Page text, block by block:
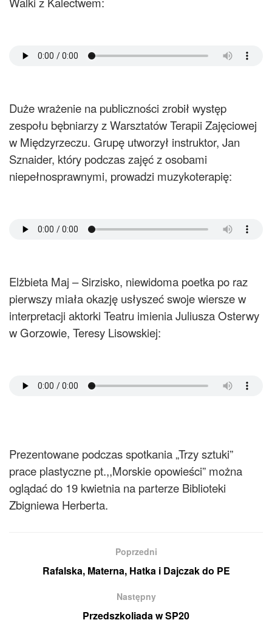
Duże wrażenie na publiczności zrobił występ
zespołu bębniarzy z Warsztatów Terapii Zajęciowej
w Międzyrzeczu. Grupę utworzył instruktor, Jan
Sznaider, który podczas zajęć z osobami
niepełnosprawnymi, prowadzi muzykoterapię:
Elżbieta Maj – Sirzisko, niewidoma poetka po raz
pierwszy miała okazję usłyszeć swoje wiersze w
interpretacji aktorki Teatru imienia Juliusza Osterwy
w Gorzowie, Teresy Lisowskiej:
Prezentowane podczas spotkania „Trzy sztuki”
prace plastyczne pt.,,Morskie opowieści” można
oglądać do 19 kwietnia na parterze Biblioteki
Zbigniewa Herberta.
Poprzedni
Rafalska, Materna, Hatka i Dajczak do PE
Następny
Przedszkoliada w SP20